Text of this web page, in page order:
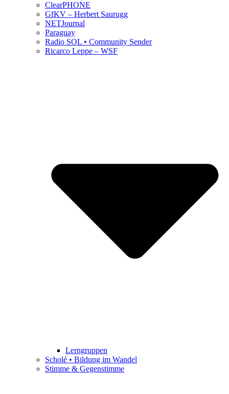
ClearPHONE
GfKV – Herbert Saurugg
NETJournal
Paraguay
Radio SOL • Community Sender
Ricarco Leppe – WSF
Lerngruppen
Scholé • Bildung im Wandel
Stimme & Gegenstimme